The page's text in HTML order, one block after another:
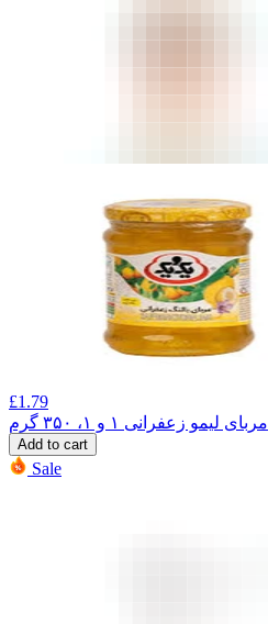
£1.79
مربای لیمو زعفرانی ۱ و ۱، ۳۵۰ گرم
Add to cart
Sale